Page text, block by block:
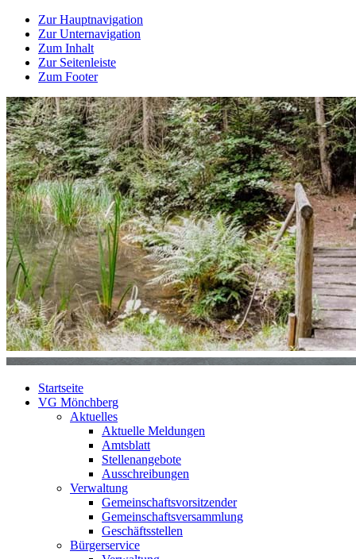
Zur Hauptnavigation
Zur Unternavigation
Zum Inhalt
Zur Seitenleiste
Zum Footer
Startseite
VG Mönchberg
Aktuelles
Aktuelle Meldungen
Amtsblatt
Stellenangebote
Ausschreibungen
Verwaltung
Gemeinschaftsvorsitzender
Gemeinschaftsversammlung
Geschäftsstellen
Bürgerservice